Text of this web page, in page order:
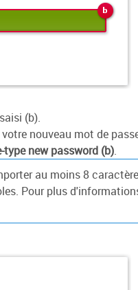
(b).
votre nouveau mot de
type new password (b).
au moins 8
Pour plus